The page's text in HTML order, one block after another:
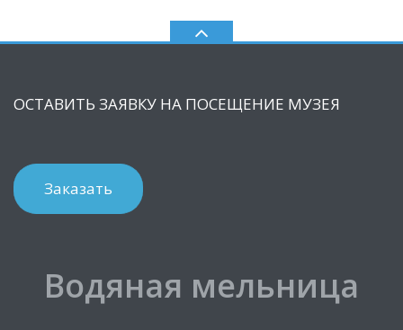
ОСТАВИТЬ ЗАЯВКУ НА ПОСЕЩЕНИЕ МУЗЕЯ
Заказать
Водяная мельница